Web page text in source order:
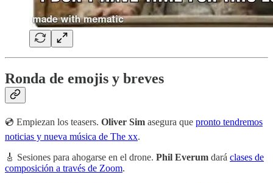
Ronda de emojis y breves
💿 Empiezan los teasers. Oliver Sim asegura que pronto tendremos
noticias y nueva música de The xx.
🎸 Sesiones para ahogarse en el drone. Phil Everum dará clases de
composición a través de Zoom.